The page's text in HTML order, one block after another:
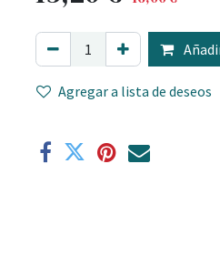
Agregar a lista de deseos